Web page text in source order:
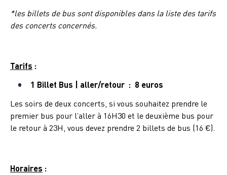
*les billets de bus sont disponibles dans la liste des tarifs
des concerts concernés.
Tarifs :
1 Billet Bus | aller/retour : 8 euros
Les soirs de deux concerts, si vous souhaitez prendre le
premier bus pour l’aller à 16H30 et le deuxième bus pour
le retour à 23H, vous devez prendre 2 billets de bus (16 €).
Horaires :